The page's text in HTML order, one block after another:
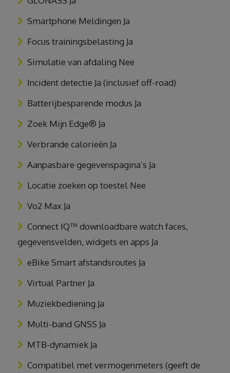
Smartphone Meldingen Ja
Focus trainingsbelasting Ja
Simulatie van afdaling Nee
Incident detectie Ja (inclusief off-road)
Batterijbesparende modus Ja
Zoek Mijn Edge® Ja
Verbrande calorieën Ja
Aanpasbare gegevenspagina’s Ja
Locatie zoeken op toestel Nee
Vo2 Max Ja
Connect IQ™ downloadbare watch faces,
gegevensvelden, widgets en apps Ja
eBike Smart afstandsroutes Ja
Virtual Partner Ja
Muziekbediening Ja
Multi-band GNSS Ja
MTB-dynamiek Ja
Compatibel met vermogenmeters (geeft de